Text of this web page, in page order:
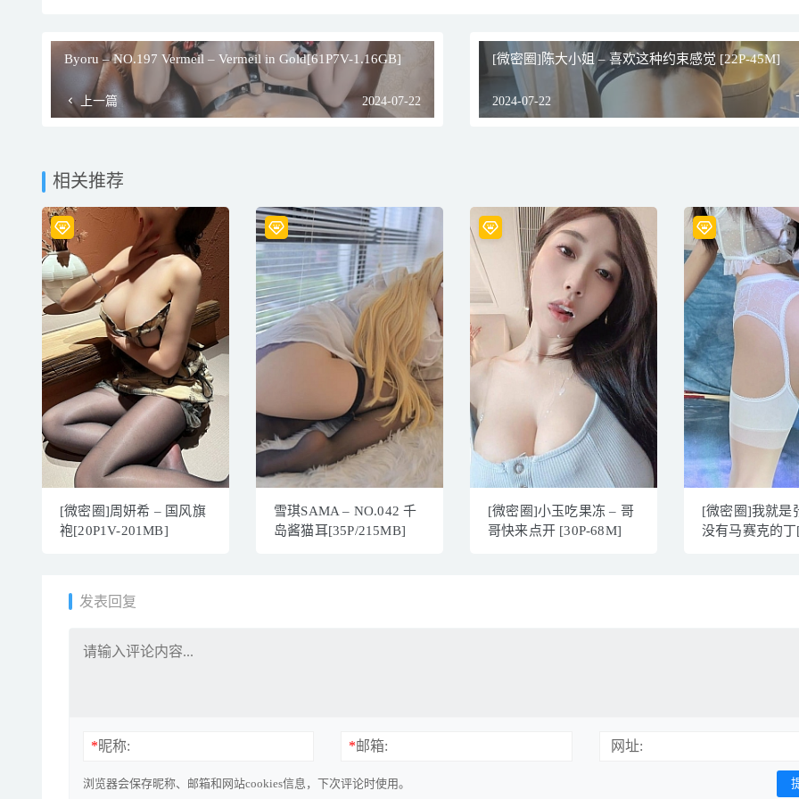
Byoru – NO.197 Vermeil – Vermeil in Gold[61P7V-1.16GB]
上一篇 2024-07-22
[微密圈]陈大小姐 – 喜欢这种约束感觉 [22P-45M]
2024-07-22
相关推荐
[微密圈]周妍希 – 国风旗
袍[20P1V-201MB]
雪琪SAMA – NO.042 千
岛酱猫耳[35P/215MB]
[微密圈]小玉吃果冻 – 哥
哥快来点开 [30P-68M]
[微密圈]我就是
没有马赛克的丁
发表回复
*昵称: *邮箱: 网址:
浏览器会保存昵称、邮箱和网站cookies信息，下次评论时使用。